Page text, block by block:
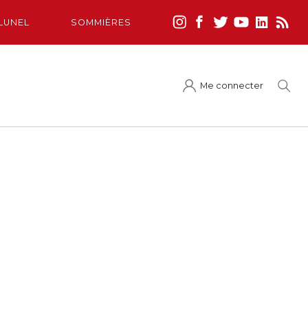
SOMMIÈRES
Me connecter